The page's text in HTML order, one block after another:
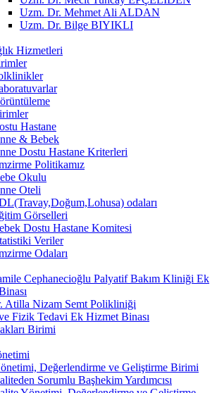
Uzm. Dr. Mehmet Ali ALDAN
Uzm. Dr. Bilge BIYIKLI
Hizmetleri
Hastane
& Bebek
Dostu Hastane Kriterleri
Politikamız
Okulu
Oteli
odaları
Görselleri
Dostu Hastane Komitesi
Veriler
Odaları
Cephanecioğlu Palyatif Bakım Kliniği Ek
Atilla Nizam Semt Polikliniği
Fizik Tedavi Ek Hizmet Binası
Birimi
Değerlendirme ve Geliştirme Birimi
Sorumlu Başhekim Yardımcısı